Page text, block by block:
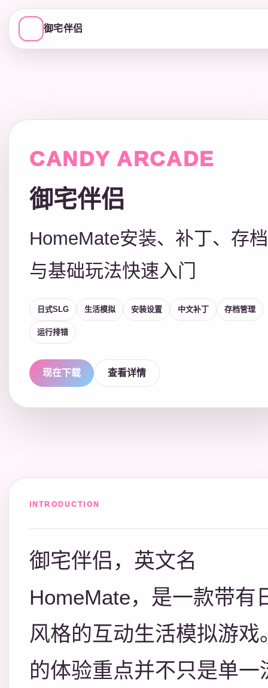
御宅伴侣
CANDY ARCADE
御宅伴侣
HomeMate安装、补丁、存档
与基础玩法快速入门
日式SLG 生活模拟 安装设置 中文补丁 存档管理
运行排错
现在下载 查看详情
INTRODUCTION
御宅伴侣，英文名
HomeMate，是一款带有
风格的互动生活模拟游戏
的体验重点并不只是单一